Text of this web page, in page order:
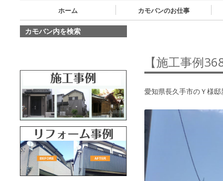
ホーム カモバンのお仕事
【施工事例
愛知県長久手市のＹ様
カモバン内を検索